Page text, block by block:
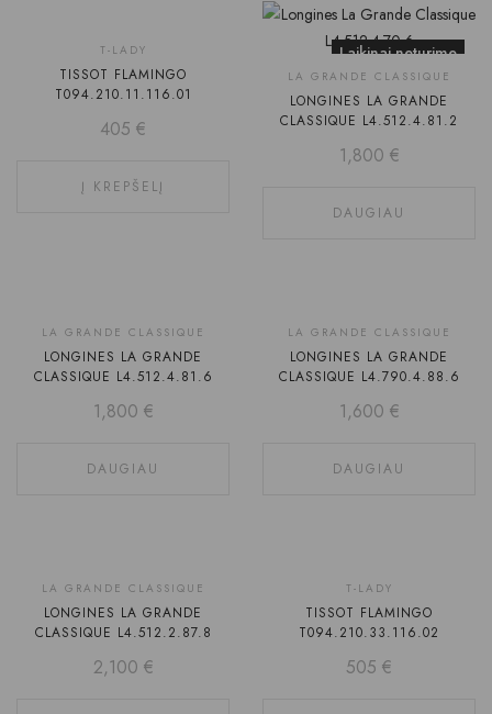
T-LADY
TISSOT FLAMINGO
T094.210.11.116.01
405 €
Į KREPŠELĮ
Laikinai neturime
LA GRANDE CLASSIQUE
LONGINES LA GRANDE
CLASSIQUE L4.512.4.81.2
1,800 €
DAUGIAU
Laikinai
neturime
LA GRANDE CLASSIQUE
LONGINES LA GRANDE
CLASSIQUE L4.512.4.81.6
1,800 €
DAUGIAU
Laikinai
neturime
LA GRANDE CLASSIQUE
LONGINES LA GRANDE
CLASSIQUE L4.790.4.88.6
1,600 €
DAUGIAU
Laikinai
neturime
LA GRANDE CLASSIQUE
LONGINES LA GRANDE
CLASSIQUE L4.512.2.87.8
2,100 €
neturime
T-LADY
TISSOT FLAMINGO
T094.210.33.116.02
505 €